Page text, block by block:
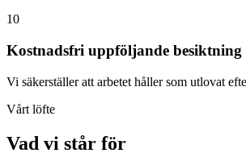
10
Kostnadsfri uppföljande besiktning
Vi säkerställer att arbetet håller som utlovat
Vårt löfte
Vad vi står för